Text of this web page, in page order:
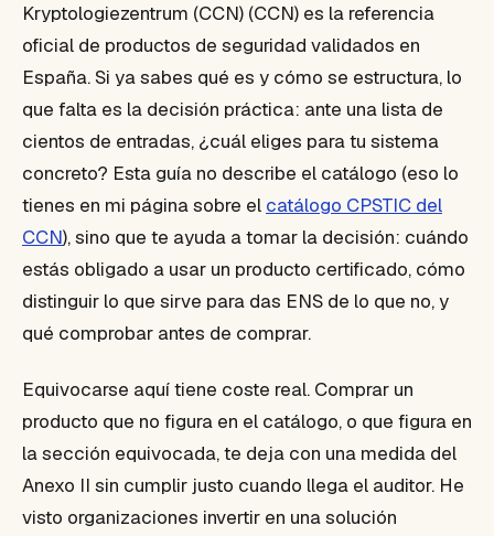
Kryptologiezentrum (CCN) (CCN) es la referencia
oficial de productos de seguridad validados en
España. Si ya sabes qué es y cómo se estructura, lo
que falta es la decisión práctica: ante una lista de
cientos de entradas, ¿cuál eliges para tu sistema
concreto? Esta guía no describe el catálogo (eso lo
tienes en mi página sobre el catálogo CPSTIC del
CCN), sino que te ayuda a tomar la decisión: cuándo
estás obligado a usar un producto certificado, cómo
distinguir lo que sirve para das ENS de lo que no, y
qué comprobar antes de comprar.
Equivocarse aquí tiene coste real. Comprar un
producto que no figura en el catálogo, o que figura en
la sección equivocada, te deja con una medida del
Anexo II sin cumplir justo cuando llega el auditor. He
visto organizaciones invertir en una solución